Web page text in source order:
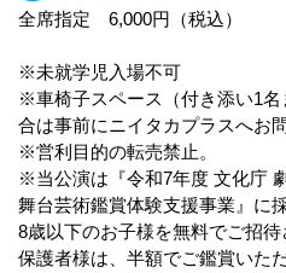
全席指定 6,000円（税込）
※未就学児入場不可
※車椅子スペース（付き添い1
合は事前にニイタカプラスへお
※営利目的の転売禁止。
※当公演は『令和7年度 文化庁
舞台芸術鑑賞体験支援事業』に
8歳以下のお子様を無料でご招
保護者様は、半額でご鑑賞いた